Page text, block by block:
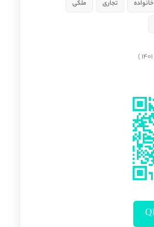
خانواده تجاری
ملکی